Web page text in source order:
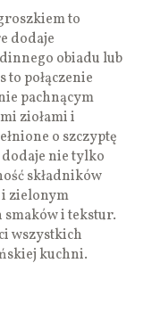
to
dodaje
obiadu lub
to połączenie
pachnącym
ziołami i
o szczyptę
nie tylko
składników
i zielonym
smaków i tekstur.
wszystkich
kuchni.